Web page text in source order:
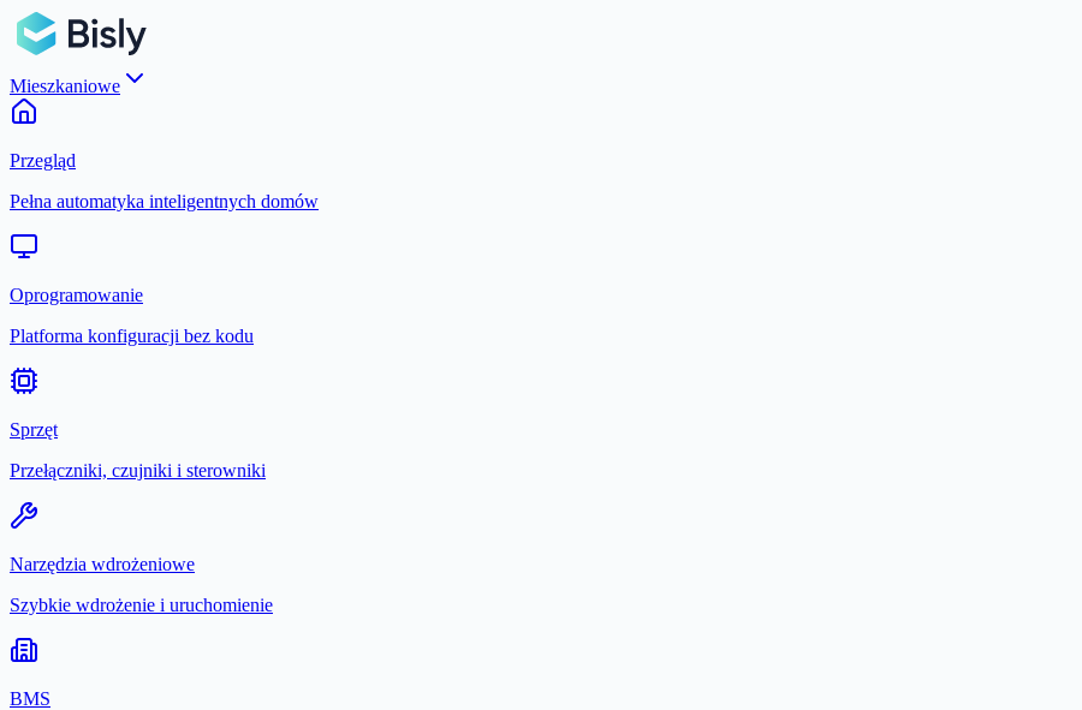
Mieszkaniowe
Przegląd
Pełna automatyka inteligentnych domów
Oprogramowanie
Platforma konfiguracji bez kodu
Sprzęt
Przełączniki, czujniki i sterowniki
Narzędzia wdrożeniowe
Szybkie wdrożenie i uruchomienie
BMS